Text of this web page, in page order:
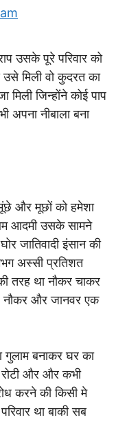
उसके पूरे परिवार को
मिली वो कुदरत का
मिली जिन्होंने कोई पाप
अपना नीबाला बना
और मूछों को हमेशा
आदमी उसके सामने
जातिवादी इंसान की
अस्सी प्रतिशत
तरह था नौकर चाकर
और जानवर एक
गुलाम बनाकर घर का
और और कभी
करने की किसी मे
था बाकी सब